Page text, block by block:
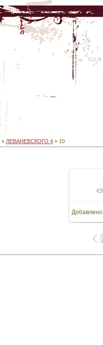
» ЛЕВАНЕВСКОГО 4 » 10
Добавлено